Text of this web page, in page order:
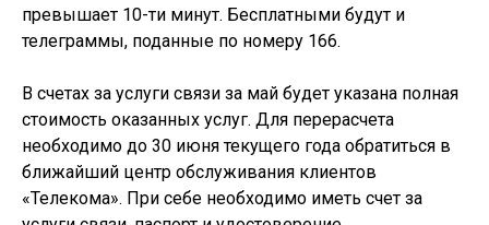
превышает 10-ти минут. Бесплатными будут и
телеграммы, поданные по номеру 166.
В счетах за услуги связи за май будет указана полная
стоимость оказанных услуг. Для перерасчета
необходимо до 30 июня текущего года обратиться в
ближайший центр обслуживания клиентов
«Телекома». При себе необходимо иметь счет за